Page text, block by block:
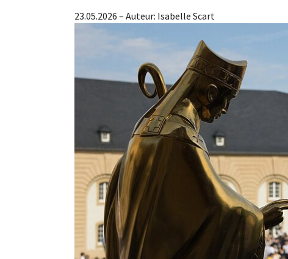
23.05.2026 – Auteur: Isabelle Scart